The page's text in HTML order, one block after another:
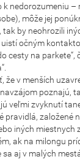
k nedorozumeniu –
môže jej
tak by neohrozili
očným
cesty na parkete“,
že v menších
poznajú,
veľmi zvyknutí
pravidlá, založené
iných miestnych
ak na milongu
sa aj v malých